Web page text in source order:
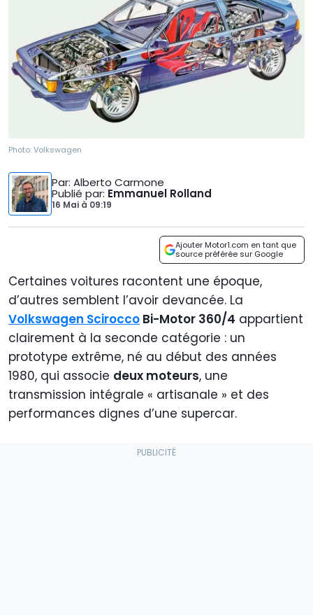
Photo:Volkswagen
Par: Alberto Carmone
Publié par: Emmanuel Rolland
16 Mai à 09:19
Ajouter Motor1.com en tant que
source préférée sur Google
Certaines voitures racontent une époque,
d’autres semblent l’avoir devancée. La
Volkswagen Scirocco Bi-Motor 360/4 appartient
clairement à la seconde catégorie : un
prototype extrême, né au début des années
1980, qui associe deux moteurs, une
transmission intégrale « artisanale » et des
performances dignes d’une supercar.